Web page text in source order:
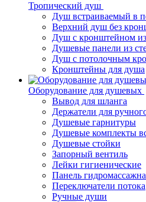
Тропический душ
Душ встраиваемый в
Верхний душ без
Душ с кронштейном
Душевые панели из
Душ с потолочным
Кронштейны для душа
Оборудование для душевых
Вывод для шланга
Держатели для
Душевые гарнитуры
Душевые комплекты
Душевые стойки
Запорный вентиль
Лейки гигиенические
Панель
Переключатели потока
Ручные души